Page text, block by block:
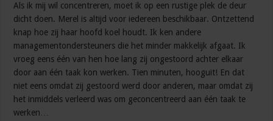
Als ik mij wil concentreren, moet ik op een rustige plek de deur
dicht doen. Merel is altijd voor iedereen beschikbaar. Ontzettend
knap hoe zij haar hoofd koel houdt. Ik ken andere
managementondersteuners die het minder makkelijk afgaat. Ik
vroeg eens één van hen hoe lang zij ongestoord achter elkaar
door aan één taak kon werken. Tien minuten, hooguit! En dat
niet eens omdat zij gestoord werd door anderen, maar omdat zij
het inmiddels verleerd was om geconcentreerd aan één taak te
werken…